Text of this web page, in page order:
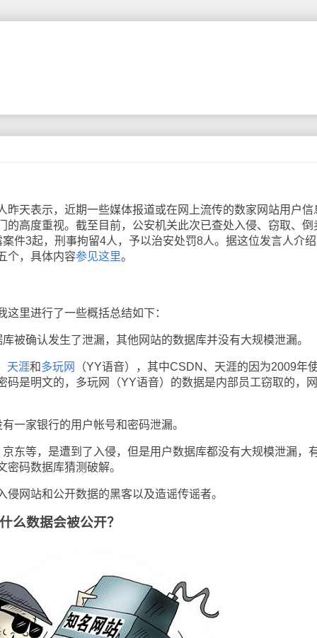
表示，近期一些媒体报道或在网上流传的数家网站用户信
的高度重视。截至目前，公安机关此次已查处入侵、窃取、倒
件3起，刑事拘留4人，予以治安处罚8人。据这位发言人介
个，具体内容参见这里。
进行了一些概括总结如下：
确认发生了泄漏，其他网站的数据库并没有大规模泄漏。
天涯和多玩网
（YY语音），其中CSDN、天涯的因为2009年
码是明文的，多玩网（YY语音）的数据是内部员工窃取的，
家银行的用户帐号和密码泄漏。
等，是遭到了入侵，但是用户数据库都没有大规模泄漏，
码数据库猜测破解。
站和公开数据的黑客以及造谣传谣者。
么数据会被公开？